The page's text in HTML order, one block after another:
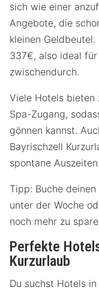
sich wie einer
Angebote, die
kleinen
337€, also ideal
zwischendurch.
Viele Hotels bieten
Spa-Zugang,
gönnen kannst.
Bayrischzell
spontane Auszeiten.
Tipp: Buche
unter der Woche
noch mehr zu
Perfekte
Kurzurlaub
Du suchst Hotels